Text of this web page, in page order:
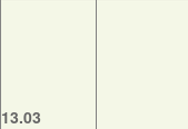
13.03